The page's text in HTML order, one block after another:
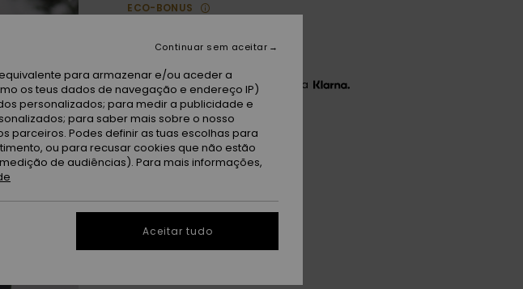
ECO-BONUS
168,00 €
Paga 3 x 56,00 € sem juros com a
OFERTAS
DUPLA PROMO 25% EXTRA
para armazenar e/ou aceder a
os teus dados de navegação e endereço IP)
personalizados; para medir a publicidade e
para saber mais sobre o nosso
parceiros. Podes definir as tuas escolhas para
ou para recusar cookies que não estão
de audiências). Para mais informações,
Continuar sem aceitar
Aceitar tudo